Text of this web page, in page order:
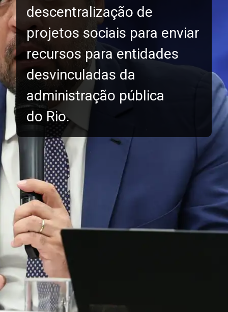
descentralização de
projetos sociais para enviar
recursos para entidades
desvinculadas da
administração pública
do Rio.